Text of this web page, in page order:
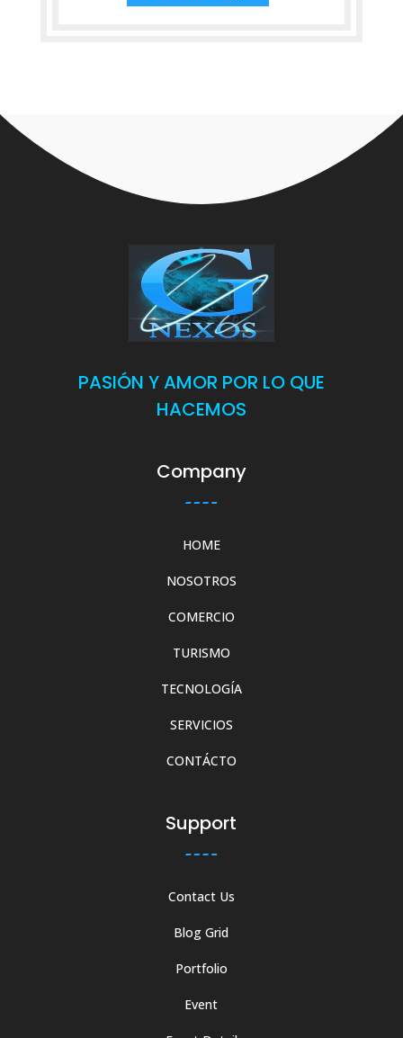
PASIÓN Y AMOR POR LO QUE
HACEMOS
Company
HOME
NOSOTROS
COMERCIO
TURISMO
TECNOLOGÍA
SERVICIOS
CONTÁCTO
Support
Contact Us
Blog Grid
Portfolio
Event